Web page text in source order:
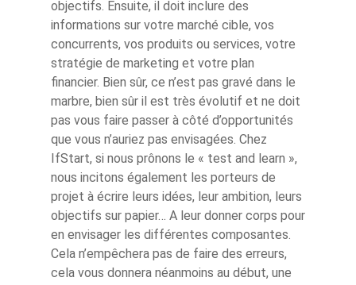
objectifs. Ensuite, il doit inclure des
informations sur votre marché cible, vos
concurrents, vos produits ou services, votre
stratégie de marketing et votre plan
financier. Bien sûr, ce n’est pas gravé dans le
marbre, bien sûr il est très évolutif et ne doit
pas vous faire passer à côté d’opportunités
que vous n’auriez pas envisagées. Chez
IfStart, si nous prônons le « test and learn »,
nous incitons également les porteurs de
projet à écrire leurs idées, leur ambition, leurs
objectifs sur papier… A leur donner corps pour
en envisager les différentes composantes.
Cela n’empêchera pas de faire des erreurs,
cela vous donnera néanmoins au début, une